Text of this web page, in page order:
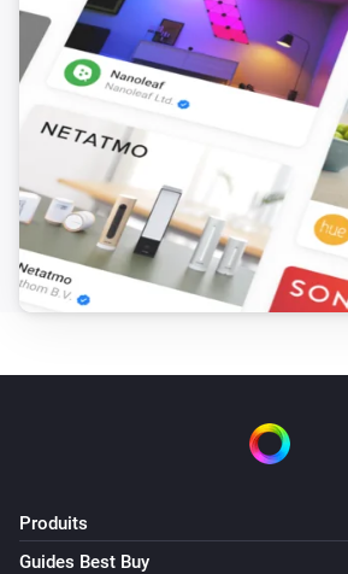
Temperature and Humidity Sensor
L'alarme batterie s'est
Temperature and Humidity Sensor
La température a changé
Temperature and Humidity Sensor
L'humidité a changé
Temperature and Humidity Sensor
L'alarme batterie s'est activée
L'alarme batterie s'est
Produits
Guides Best Buy